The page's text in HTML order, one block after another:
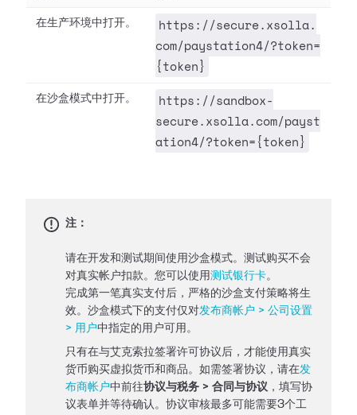
在生产环境中打开。
https://secure.xsolla.
com/paystation4/?token=
{token}
在沙盒模式中打开。
https://sandbox-
secure.xsolla.com/payst
ation4/?token={token}
注：
请在开发和测试期间使用沙盒模式。测试购买不会
对真实帐户扣款。您可以使用测试银行卡。
完成第一笔真实支付后，严格的沙盒支付策略将生
效。沙盒模式下的支付仅对发布商帐户 > 公司设置
> 用户中指定的用户可用。
只有在与艾克索拉签署许可协议后，才能使用真实
货币购买虚拟货币和商品。如需签署协议，请在发
布商帐户中前往协议与税务 > 合同与协议 ，填写协
议表单并等待确认。协议审核最多可能需要3个工